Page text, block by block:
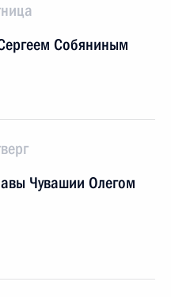
Собяниным
Чувашии Олегом